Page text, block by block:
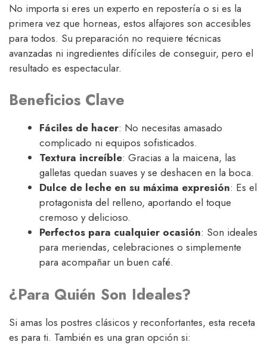
No importa si eres un experto en repostería o si es la
primera vez que horneas, estos alfajores son accesibles
para todos. Su preparación no requiere técnicas
avanzadas ni ingredientes difíciles de conseguir, pero el
resultado es espectacular.
Beneficios Clave
Fáciles de hacer: No necesitas amasado
complicado ni equipos sofisticados.
Textura increíble: Gracias a la maicena, las
galletas quedan suaves y se deshacen en la boca.
Dulce de leche en su máxima expresión: Es el
protagonista del relleno, aportando el toque
cremoso y delicioso.
Perfectos para cualquier ocasión: Son ideales
para meriendas, celebraciones o simplemente
para acompañar un buen café.
¿Para Quién Son Ideales?
Si amas los postres clásicos y reconfortantes, esta receta
es para ti. También es una gran opción si: